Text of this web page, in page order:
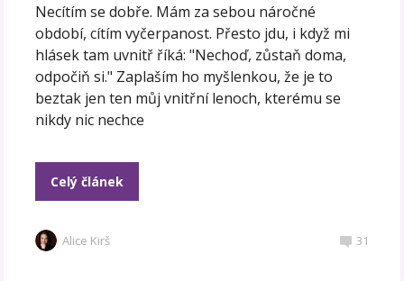
Necítím se dobře. Mám za sebou náročné
období, cítím vyčerpanost. Přesto jdu, i když mi
hlásek tam uvnitř říká: "Nechoď, zůstaň doma,
odpočiň si." Zaplaším ho myšlenkou, že je to
beztak jen ten můj vnitřní lenoch, kterému se
nikdy nic nechce
Celý článek
Alice Kirš 31